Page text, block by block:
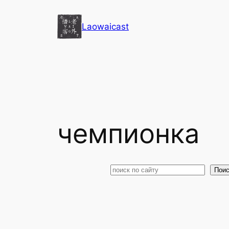
содержимому
Laowaicast
чемпионка
Поиск